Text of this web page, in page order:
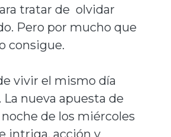
tratar de olvidar
Pero por mucho que
consigue.
vivir el mismo día
La nueva apuesta de
de los miércoles